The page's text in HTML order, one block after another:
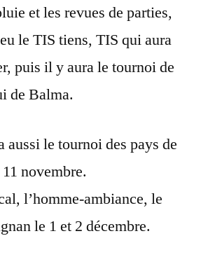
et les revues de parties,
le TIS tiens, TIS qui aura
puis il y aura le tournoi de
de Balma.
le tournoi des pays de
novembre.
l’homme-ambiance, le
le 1 et 2 décembre.